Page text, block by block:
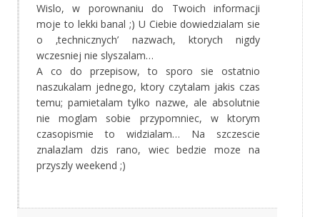
Wislo, w porownaniu do Twoich informacji
moje to lekki banal ;) U Ciebie dowiedzialam sie
o ‚technicznych’ nazwach, ktorych nigdy
wczesniej nie slyszalam…
A co do przepisow, to sporo sie ostatnio
naszukalam jednego, ktory czytalam jakis czas
temu; pamietalam tylko nazwe, ale absolutnie
nie moglam sobie przypomniec, w ktorym
czasopismie to widzialam… Na szczescie
znalazlam dzis rano, wiec bedzie moze na
przyszly weekend ;)